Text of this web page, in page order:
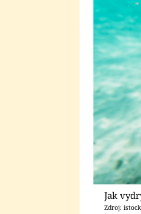
Jak
Zdroj: